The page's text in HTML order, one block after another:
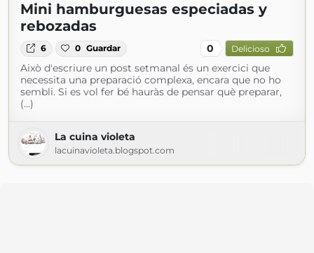
Mini hamburguesas especiadas y
rebozadas
6 0 Guardar 0 Delicioso
Això d'escriure un post setmanal és un exercici que
necessita una preparació complexa, encara que no ho
sembli. Si es vol fer bé hauràs de pensar què preparar,
(...)
La cuina violeta
lacuinavioleta.blogspot.com